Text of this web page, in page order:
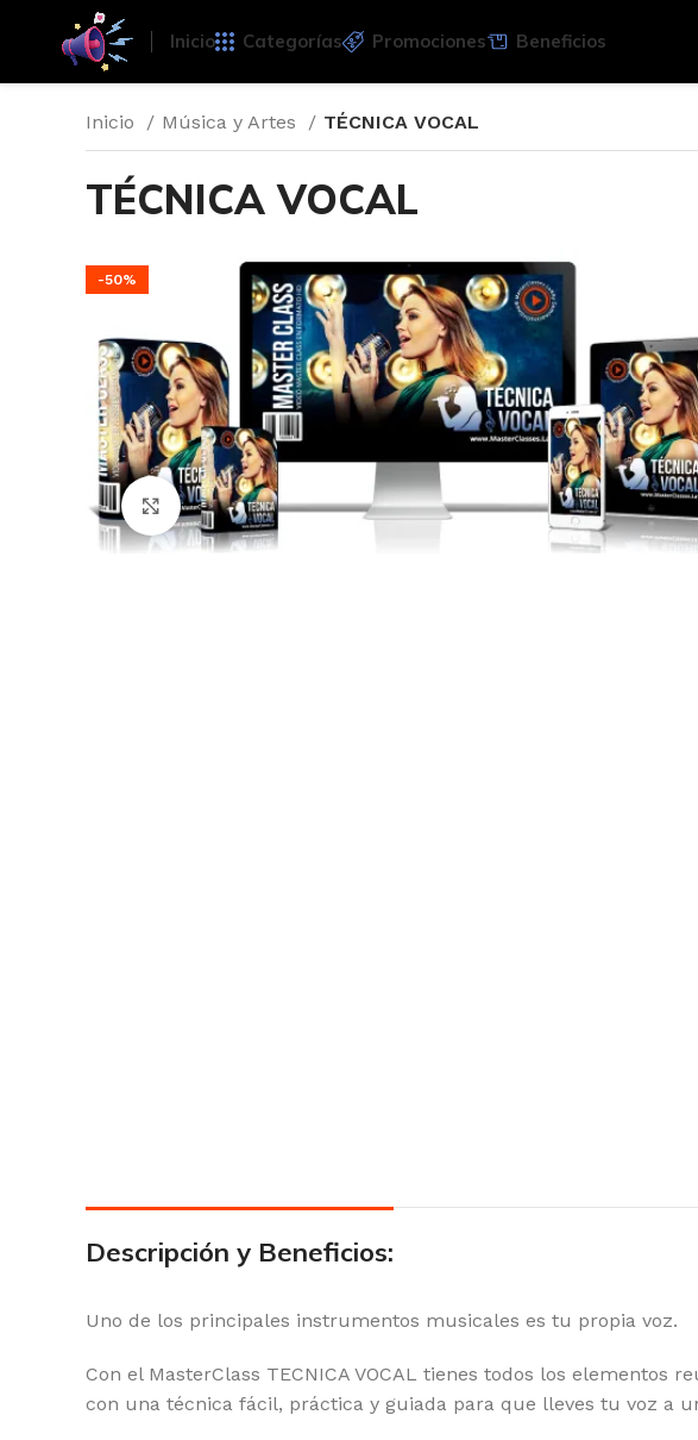
Inicio Categorías Promociones Beneficios
Inicio Música y Artes TÉCNICA VOCAL
TÉCNICA VOCAL
-50%
Click para agrandar
Descripción y Beneficios:
Uno de los principales instrumentos musicales es tu propia voz.
Con el MasterClass TECNICA VOCAL tienes todos los
con una técnica fácil, práctica y guiada para que lleves tu voz a